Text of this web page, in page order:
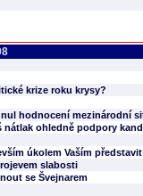
krize roku krysy?
hodnocení mezinárodní
nátlak ohledně podpory
úkolem Vaším
slabosti
se Švejnarem